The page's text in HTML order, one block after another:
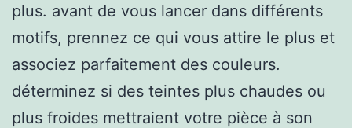
plus. avant de vous lancer dans différents
motifs, prennez ce qui vous attire le plus et
associez parfaitement des couleurs.
déterminez si des teintes plus chaudes ou
plus froides mettraient votre pièce à son